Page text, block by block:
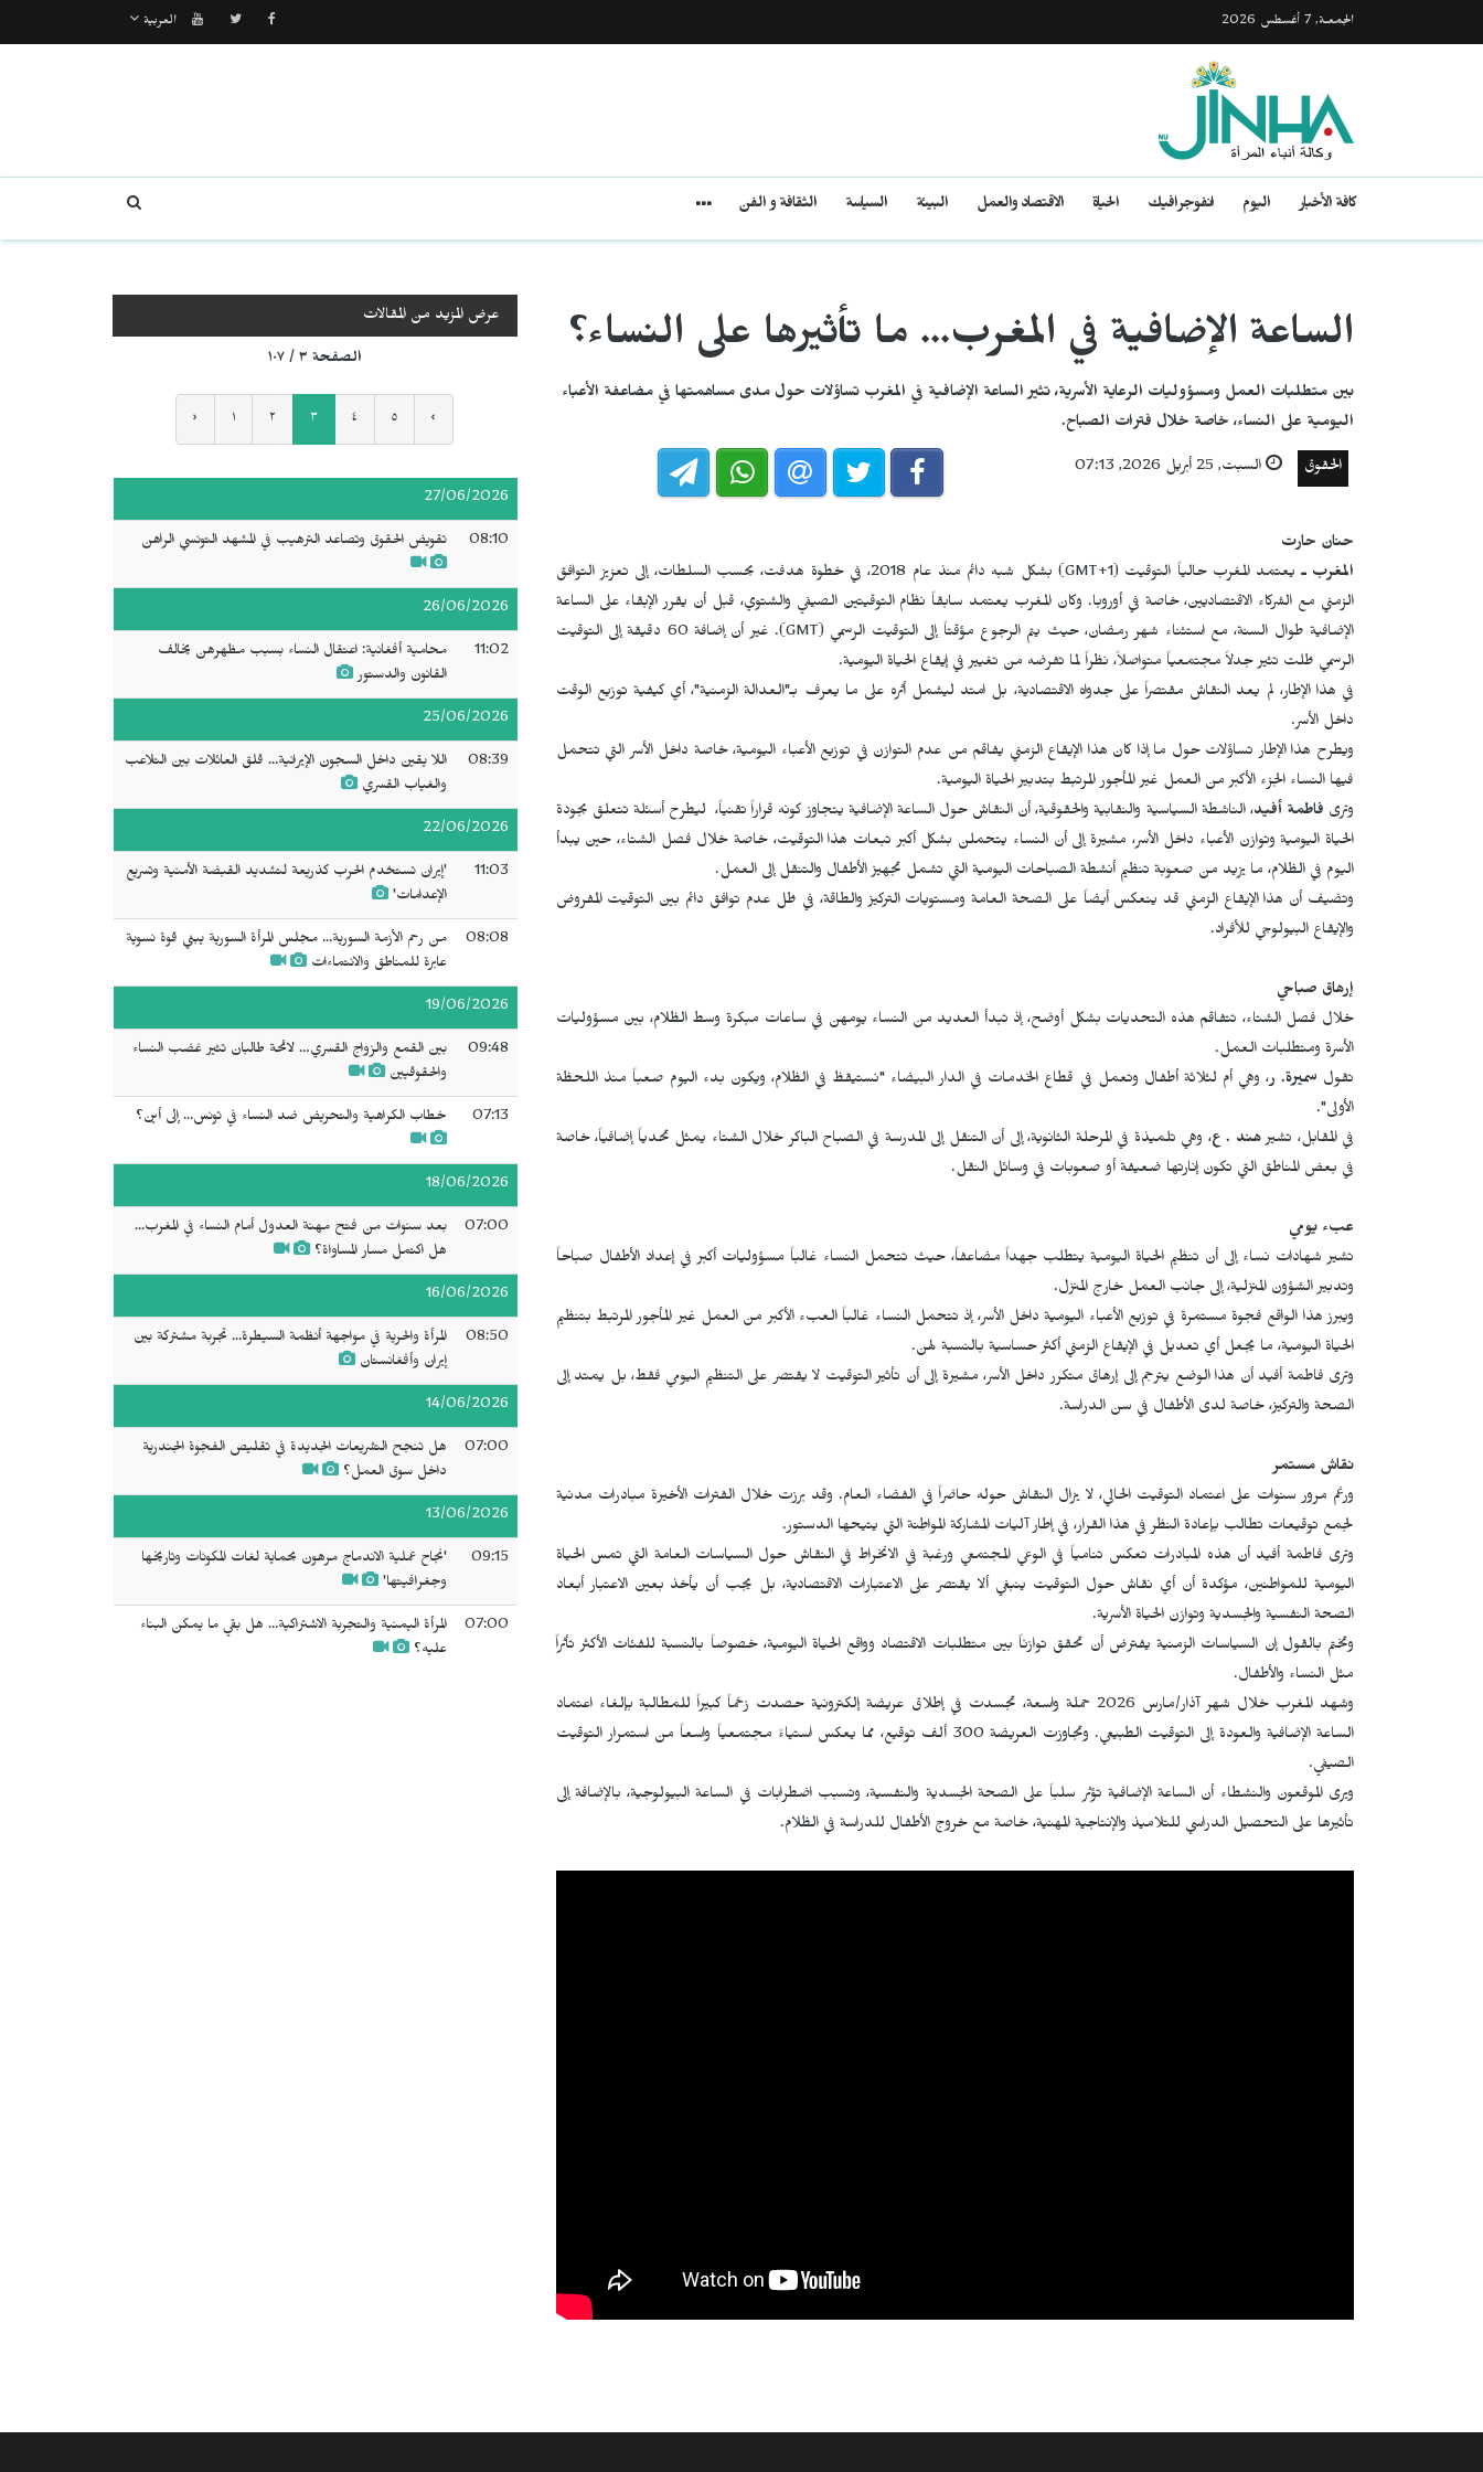
الجمعـة, 7 أغسطس 2026 العربية
كافة الأخبار اليوم انفوجرافيك الحياة الاقتصاد والعمل البيئة السياسة الثقافة و الفن
الساعة الإضافية في المغرب... ما تأثيرها على النساء؟
بين متطلبات العمل ومسؤوليات الرعاية الأسرية، تثير الساعة الإضافية في المغرب تساؤلات حول مدى مساهمتها في مضاعفة الأعباء
اليومية على النساء، خاصة خلال فترات الصباح.
الحقوق السبت, 25 أبريل 2026, 07:13
حنان حارت
المغرب ـ يعتمد المغرب حالياً التوقيت (GMT+1
) بشكل شبه دائم منذ عام 2018، في خطوة هدفت، بحسب السلطات، إلى تعزيز التوافق
الزمني مع الشركاء الاقتصاديين، خاصة في أوروبا. وكان المغرب يعتمد سابقاً نظام التوقيتين الصيفي والشتوي، قبل أن يقرر الإبقاء على الساعة
الإضافية طوال السنة، مع استثناء شهر رمضان، حيث يتم الرجوع مؤقتاً إلى التوقيت الرسمي (GMT
). غير أن إضافة 60 دقيقة إلى التوقيت
الرسمي ظلت تثير جدلاً مجتمعياً متواصلاً، نظراً لما تفرضه من تغيير في إيقاع الحياة اليومية.
في هذا الإطار، لم يعد النقاش مقتصراً على جدواه الاقتصادية، بل امتد ليشمل أثره على ما يعرف بـ"العدالة الزمنية"، أي كيفية توزيع الوقت
داخل الأسر.
ويطرح هذا الإطار تساؤلات حول ما إذا كان هذا الإيقاع الزمني يفاقم من عدم التوازن في توزيع الأعباء اليومية، خاصة داخل الأسر التي تتحمل
فيها النساء الجزء الأكبر من العمل غير المأجور المرتبط بتدبير الحياة اليومية.
وترى فاطمة أفيد، الناشطة السياسية والنقابية والحقوقية، أن النقاش حول الساعة الإضافية يتجاوز كونه قراراً تقنياً، ليطرح أسئلة تتعلق بجودة
الحياة اليومية وتوازن الأعباء داخل الأسر، مشيرة إلى أن النساء يتحملن بشكل أكبر تبعات هذا التوقيت، خاصة خلال فصل الشتاء، حين يبدأ
اليوم في الظلام، ما يزيد من صعوبة تنظيم أنشطة الصباحات اليومية التي تشمل تجهيز الأطفال والتنقل إلى العمل.
وتضيف أن هذا الإيقاع الزمني قد ينعكس أيضاً على الصحة العامة ومستويات التركيز والطاقة، في ظل عدم توافق دائم بين التوقيت المفروض
والإيقاع البيولوجي للأفراد.
إرهاق صباحي
خلال فصل الشتاء، تتفاقم هذه التحديات بشكل أوضح، إذ تبدأ العديد من النساء يومهن في ساعات مبكرة وسط الظلام، بين مسؤوليات
الأسرة ومتطلبات العمل.
تقول سميرة. ر، وهي أم لثلاثة أطفال وتعمل في قطاع الخدمات في الدار البيضاء "نستيقظ في الظلام، ويكون بدء اليوم صعباً منذ اللحظة
الأولى".
في المقابل، تشيرهند . ع، وهي تلميذة في المرحلة الثانوية، إلى أن التنقل إلى المدرسة في الصباح الباكر خلال الشتاء يمثل تحدياً إضافياً، خاصة
في بعض المناطق التي تكون إنارتها ضعيفة أو صعوبات في وسائل النقل.
عبء يومي
تشير شهادات نساء إلى أن تنظيم الحياة اليومية يتطلب جهداً مضاعفاً، حيث تتحمل النساء غالباً مسؤوليات أكبر في إعداد الأطفال صباحاً
وتدبير الشؤون المنزلية، إلى جانب العمل خارج المنزل.
ويبرز هذا الواقع فجوة مستمرة في توزيع الأعباء اليومية داخل الأسر، إذ تتحمل النساء غالباً العبء الأكبر من العمل غير المأجور المرتبط بتنظيم
الحياة اليومية، ما يجعل أي تعديل في الإيقاع الزمني أكثر حساسية بالنسبة لهن.
وترى فاطمة أفيد أن هذا الوضع يترجم إلى إرهاق متكرر داخل الأسر، مشيرة إلى أن تأثير التوقيت لا يقتصر على التنظيم اليومي فقط، بل يمتد إلى
الصحة والتركيز، خاصة لدى الأطفال في سن الدراسة.
نقاش مستمر
ورغم مرور سنوات على اعتماد التوقيت الحالي، لا يزال النقاش حوله حاضراً في الفضاء العام. وقد برزت خلال الفترات الأخيرة مبادرات مدنية
لجمع توقيعات تطالب بإعادة النظر في هذا القرار، في إطار آليات المشاركة المواطِنة التي يتيحها الدستور.
وترى فاطمة أفيد أن هذه المبادرات تعكس تنامياً في الوعي المجتمعي ورغبة في الانخراط في النقاش حول السياسات العامة التي تمس الحياة
اليومية للمواطنين، مؤكدة أن أي نقاش حول التوقيت ينبغي ألا يقتصر على الاعتبارات الاقتصادية، بل يجب أن يأخذ بعين الاعتبار أبعاد
الصحة النفسية والجسدية وتوازن الحياة الأسرية.
وتختم بالقول إن السياسات الزمنية يفترض أن تحقق توازناً بين متطلبات الاقتصاد وواقع الحياة اليومية، خصوصاً بالنسبة للفئات الأكثر تأثراً
مثل النساء والأطفال.
وشهد المغرب خلال شهر آذار/مارس 2026 حملة واسعة، تجسدت في إطلاق عريضة إلكترونية حصدت زخماً كبيراً للمطالبة بإلغاء اعتماد
الساعة الإضافية والعودة إلى التوقيت الطبيعي. وتجاوزت العريضة 300 ألف توقيع، مما يعكس استياءً مجتمعياً واسعاً من استمرار التوقيت
الصيفي.
ويرى الموقعون والنشطاء أن الساعة الإضافية تؤثر سلباً على الصحة الجسدية والنفسية، وتسبب اضطرابات في الساعة البيولوجية، بالإضافة إلى
تأثيرها على التحصيل الدراسي للتلاميذ والإنتاجية المهنية، خاصة مع خروج الأطفال للدراسة في الظلام.
عرض المزيد من المقالات
الصفحة ٣ / ١٠٧
‹ ١ ٢ ٣ ٤ ٥ ›
27/06/2026
08:10 تقويض الحقوق وتصاعد الترهيب في المشهد التونسي الراهن
26/06/2026
11:02
محامية أفغانية: اعتقال النساء بسبب مظهرهن يخالف
القانون والدستور
25/06/2026
08:39
اللا يقين داخل السجون الإيرانية... قلق العائلات بين التلاعب
والغياب القسري
22/06/2026
11:03
'إيران تستخدم الحرب كذريعة لتشديد القبضة الأمنية وتسريع
الإعدامات'
08:08
من رحم الأزمة السورية... مجلس المرأة السورية يبني قوة نسوية
عابرة للمناطق والانتماءات
19/06/2026
09:48
بين القمع والزواج القسري… لائحة طالبان تثير غضب النساء
والحقوقيين
07:13 خطاب الكراهية والتحريض ضد النساء في تونس... إلى أين؟
18/06/2026
07:00
بعد سنوات من فتح مهنة العدول أمام النساء في المغرب...
هل اكتمل مسار المساواة؟
16/06/2026
08:50
المرأة والحرية في مواجهة أنظمة السيطرة... تجربة مشتركة بين
إيران وأفغانستان
14/06/2026
07:00
هل تنجح التشريعات الجديدة في تقليص الفجوة الجندرية
داخل سوق العمل؟
13/06/2026
09:15
'نجاح عملية الاندماج مرهون بحماية لغات المكونات وتاريخها
وجغرافيتها'
07:00
المرأة اليمنية والتجربة الاشتراكية... هل بقي ما يمكن البناء
عليه؟